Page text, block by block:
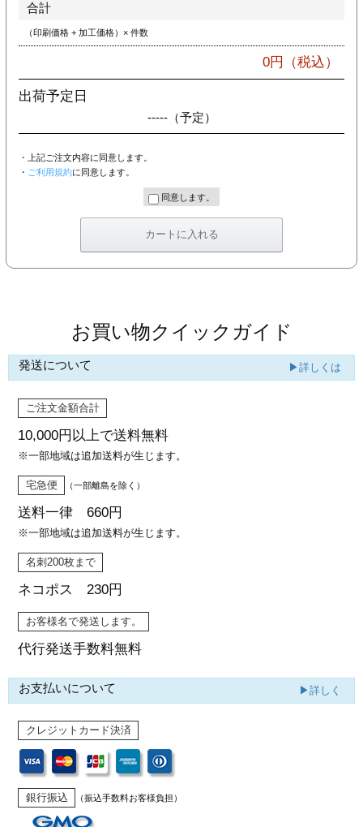
合計
（印刷価格 + 加工価格）× 件数
0円（税込）
出荷予定日
-----（予定）
・上記ご注文内容に同意します。
・ ご利用規約に同意します。
同意します。
お買い物クイックガイド
発送について ▶詳しくは
ご注文金額合計
10,000円以上で送料無料
※一部地域は追加送料が生じます。
宅急便 （一部離島を除く）
送料一律 660円
※一部地域は追加送料が生じます。
名刺200枚まで
ネコポス 230円
お客様名で発送します。
代行発送手数料無料
お支払いについて ▶詳しく
クレジットカード決済
銀行振込 （振込手数料お客様負担）